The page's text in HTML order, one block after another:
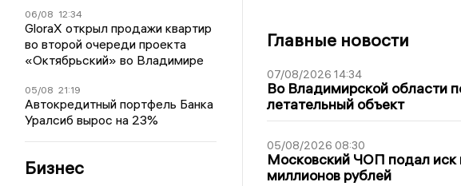
06/08 12:34
GloraX открыл продажи квартир
во второй очереди проекта
«Октябрьский» во Владимире
05/08 21:19
Автокредитный портфель Банка
Уралсиб вырос на 23%
Бизнес
Главные новости
07/08/2026 14:34
Во Владимирской области
летательный объект
05/08/2026 08:30
Московский ЧОП подал иск
миллионов рублей